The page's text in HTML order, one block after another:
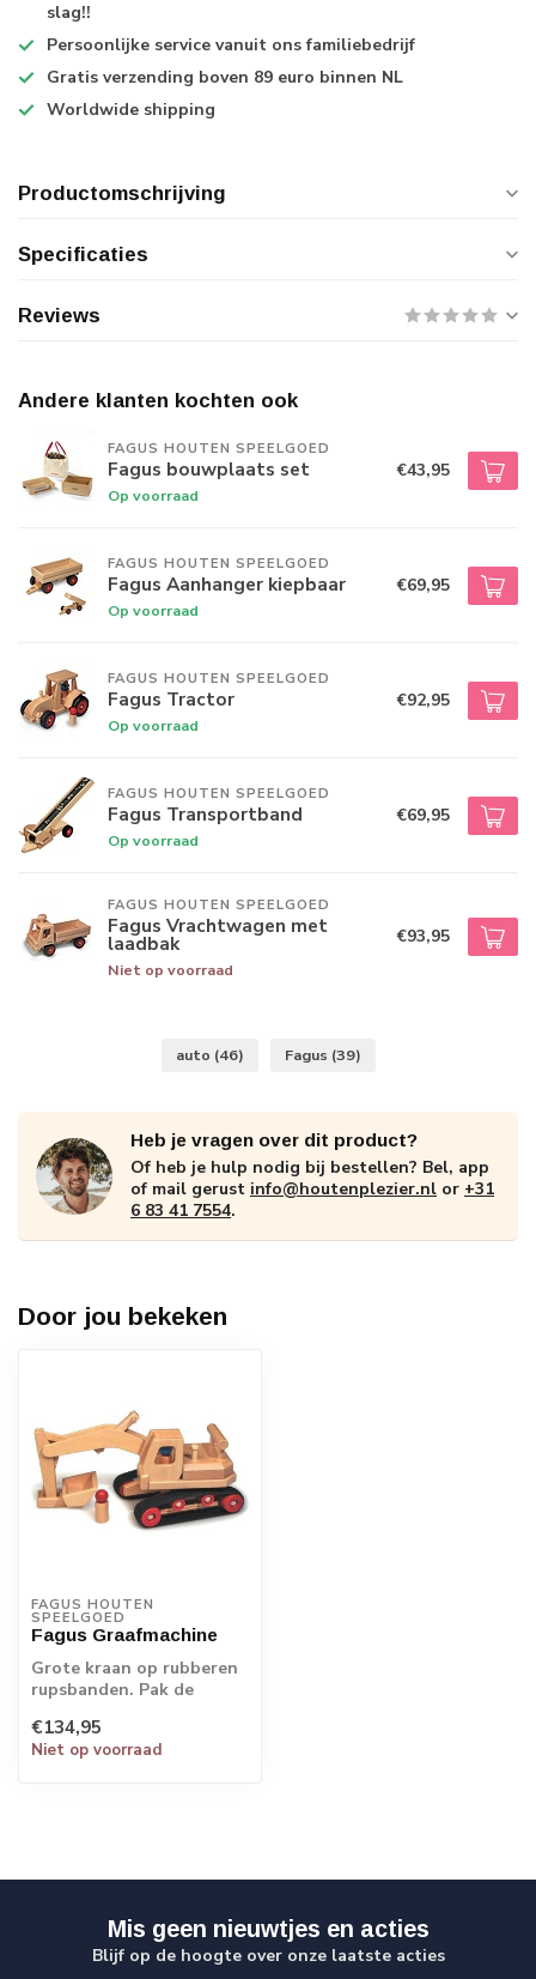
slag!!
Persoonlijke service vanuit ons familiebedrijf
Gratis verzending boven 89 euro binnen NL
Worldwide shipping
Productomschrijving
Specificaties
Reviews
Andere klanten kochten ook
FAGUS HOUTEN SPEELGOED
Fagus bouwplaats set
Op voorraad
€43,95
FAGUS HOUTEN SPEELGOED
Fagus Aanhanger kiepbaar
Op voorraad
€69,95
FAGUS HOUTEN SPEELGOED
Fagus Tractor
Op voorraad
€92,95
FAGUS HOUTEN SPEELGOED
Fagus Transportband
Op voorraad
€69,95
FAGUS HOUTEN SPEELGOED
Fagus Vrachtwagen met
laadbak
Niet op voorraad
€93,95
auto (46) Fagus (39)
Heb je vragen over dit product?
Of heb je hulp nodig bij bestellen? Bel, app
of mail gerust info@houtenplezier.nl or +31
6 83 41 7554.
Door jou bekeken
FAGUS HOUTEN
SPEELGOED
Fagus Graafmachine
Grote kraan op rubberen
rupsbanden. Pak de
handvat en h...
€134,95
Niet op voorraad
Mis geen nieuwtjes en acties
Blijf op de hoogte over onze laatste acties